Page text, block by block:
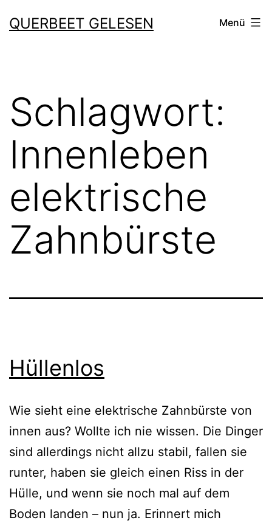
Inhalt
QUERBEET GELESEN Menü
Schlagwort:
Innenleben
elektrische
Zahnbürste
Hüllenlos
Wie sieht eine elek­tri­sche Zahnbürste von
innen aus? Wollte ich nie wis­sen. Die Dinger
sind aller­dings nicht all­zu sta­bil, fal­len sie
run­ter, haben sie gleich einen Riss in der
Hülle, und wenn sie noch mal auf dem
Boden lan­den – nun ja. Erinnert mich